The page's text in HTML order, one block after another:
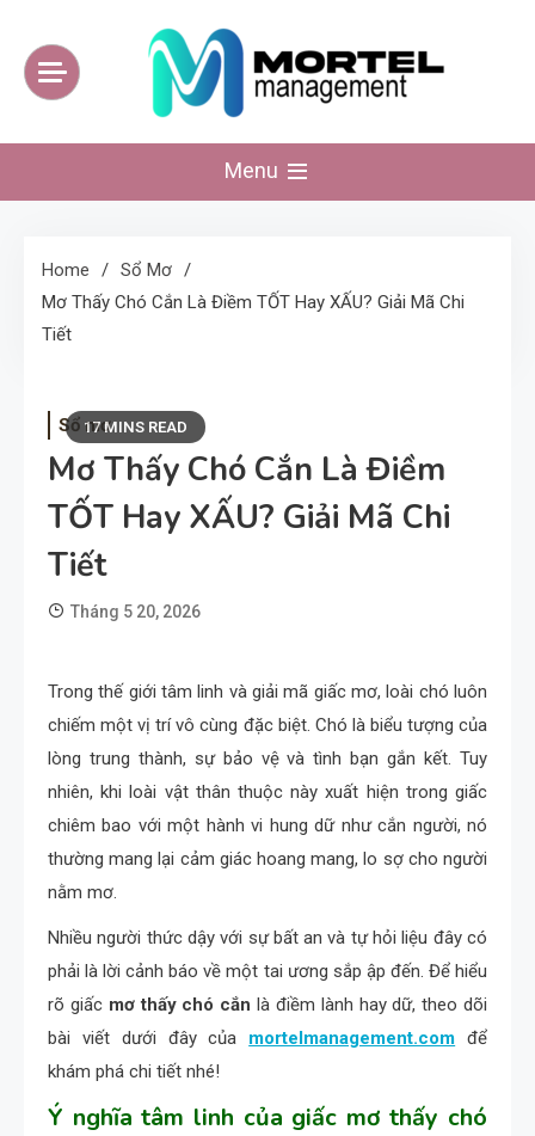
content
Menu
Home
Sổ Mơ
Mơ Thấy Chó Cắn Là Điềm TỐT Hay XẤU? Giải Mã Chi
Tiết
17 MINS READ
Sổ mơ
Mơ Thấy Chó Cắn Là Điềm
TỐT Hay XẤU? Giải Mã Chi
Tiết
Tháng 5 20, 2026
Trong thế giới tâm linh và giải mã giấc mơ, loài chó luôn
chiếm một vị trí vô cùng đặc biệt. Chó là biểu tượng của
lòng trung thành, sự bảo vệ và tình bạn gắn kết. Tuy
nhiên, khi loài vật thân thuộc này xuất hiện trong giấc
chiêm bao với một hành vi hung dữ như cắn người, nó
thường mang lại cảm giác hoang mang, lo sợ cho người
nằm mơ.
Nhiều người thức dậy với sự bất an và tự hỏi liệu đây có
phải là lời cảnh báo về một tai ương sắp ập đến. Để hiểu
rõ giấc mơ thấy chó cắnlà điềm lành hay dữ, theo dõi
bài viết dưới đây của mortelmanagement.com để
khám phá chi tiết nhé!
Ý nghĩa tâm linh của giấc mơ thấy chó